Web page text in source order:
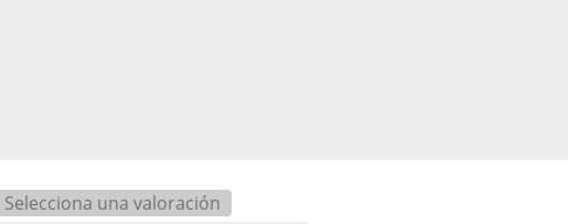
Selecciona una valoración